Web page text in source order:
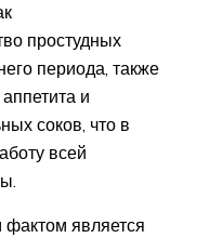
простудных
периода, также
и
соков, что в
всей
является